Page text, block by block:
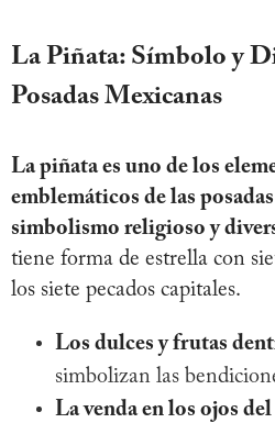
La Piñata: Símbolo y
Posadas Mexicanas
La piñata es uno de los
emblemáticos de las
simbolismo religioso y
tiene forma de estrella con
los siete pecados capitales.
Los dulces y frutas
simbolizan las
La venda en los ojos